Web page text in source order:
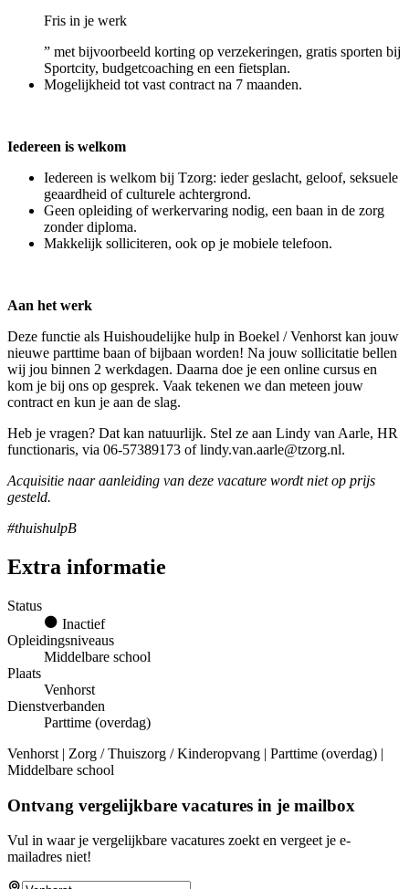
Fris in je werk
” met bijvoorbeeld korting op verzekeringen, gratis sporten bij
Sportcity, budgetcoaching en een fietsplan.
Mogelijkheid tot vast contract na 7 maanden.
Iedereen is welkom
Iedereen is welkom bij Tzorg: ieder geslacht, geloof, seksuele
geaardheid of culturele achtergrond.
Geen opleiding of werkervaring nodig, een baan in de zorg
zonder diploma.
Makkelijk solliciteren, ook op je mobiele telefoon.
Aan het werk
Deze functie als Huishoudelijke hulp in Boekel / Venhorst kan jouw
nieuwe parttime baan of bijbaan worden! Na jouw sollicitatie bellen
wij jou binnen 2 werkdagen. Daarna doe je een online cursus en
kom je bij ons op gesprek. Vaak tekenen we dan meteen jouw
contract en kun je aan de slag.
Heb je vragen? Dat kan natuurlijk. Stel ze aan Lindy van Aarle, HR
functionaris, via 06-57389173 of lindy.van.aarle@tzorg.nl.
Acquisitie naar aanleiding van deze vacature wordt niet op prijs
gesteld.
#thuishulpB
Extra informatie
Status
Inactief
Opleidingsniveaus
Middelbare school
Plaats
Venhorst
Dienstverbanden
Parttime (overdag)
Venhorst | Zorg / Thuiszorg / Kinderopvang | Parttime (overdag) |
Middelbare school
Ontvang vergelijkbare vacatures in je mailbox
Vul in waar je vergelijkbare vacatures zoekt en vergeet je e-
mailadres niet!